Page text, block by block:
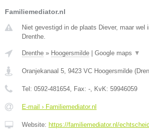
Familiemediator.nl
Niet gevestigd in de plaats Diever, maar wel
Drenthe.
Drenthe » Hoogersmilde Google maps ▼
Oranjekanaal 5, 9423 VC Hoogersmilde (
Tel: 0592-481654, Fax: -, KvK: 59946059
E-mail › Familiemediator.nl
Website: https://familiemediator.nl/